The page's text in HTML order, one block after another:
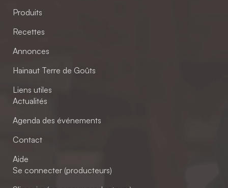
Produits
Recettes
Annonces
Hainaut Terre de Goûts
Liens utiles
Actualités
Agenda des événements
Contact
Aide
Se connecter (producteurs)